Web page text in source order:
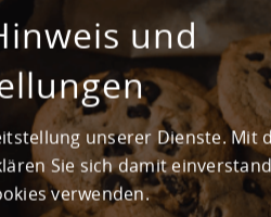
sie uns für Mietauskünfte
geeignet
zur Verfügung
und
unserer Dienste. Mit
Sie sich damit
verwenden.